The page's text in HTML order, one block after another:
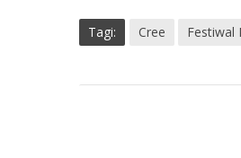
Tagi: Cree Festiwal